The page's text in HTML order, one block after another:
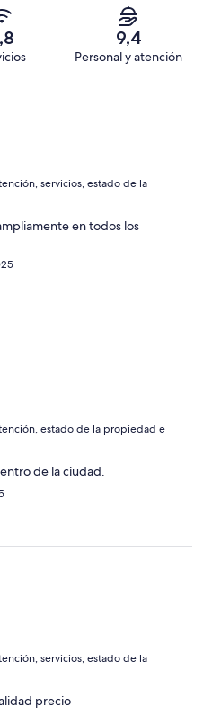
9,4
Personal y atención
servicios, estado de la
en todos los
estado de la propiedad e
de la ciudad.
servicios, estado de la
precio